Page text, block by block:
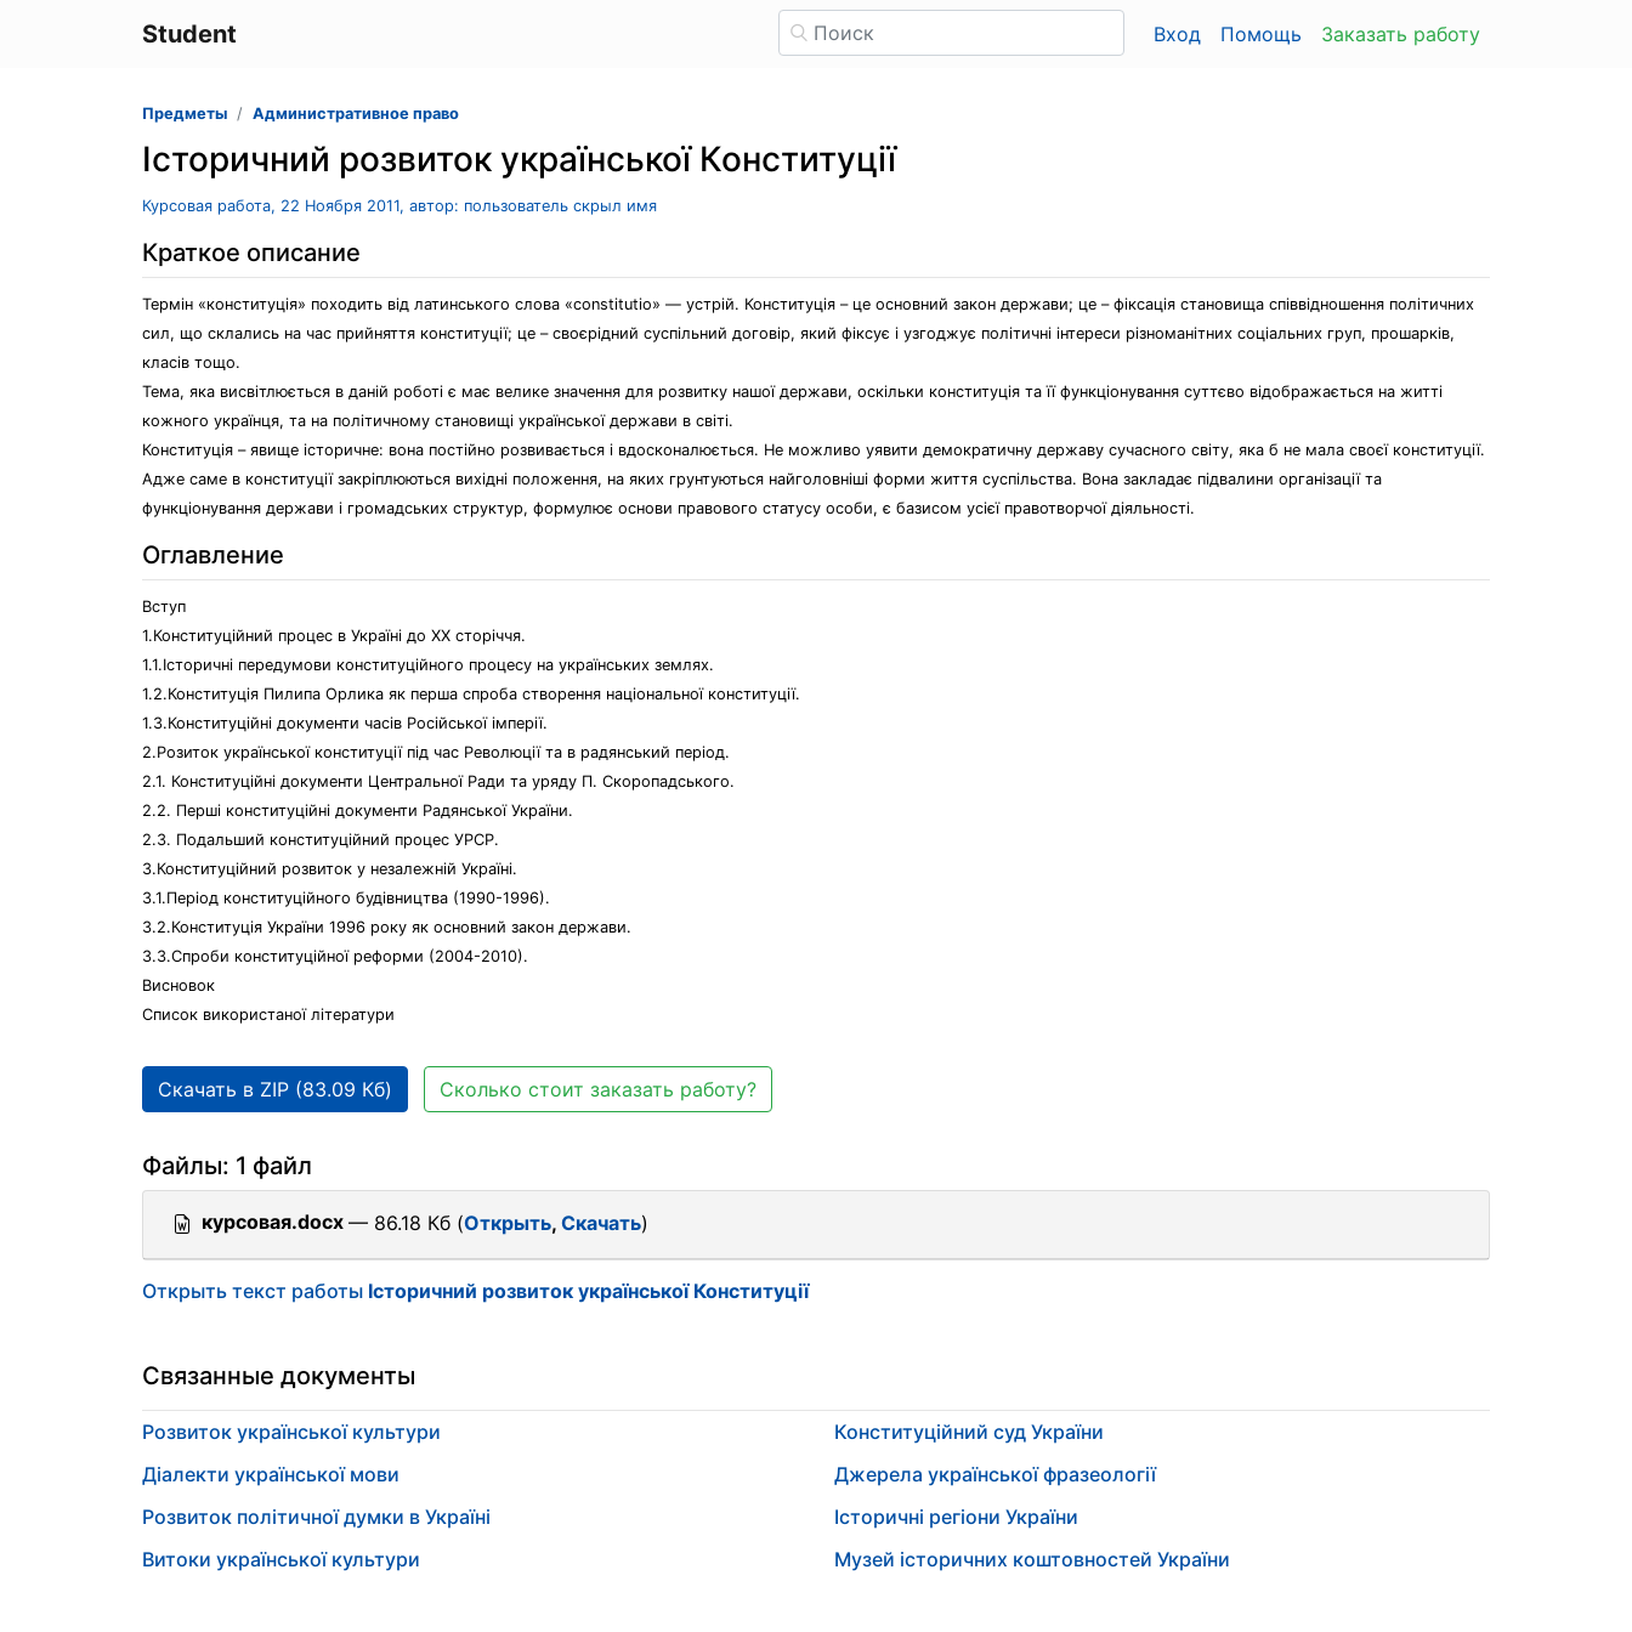
Student Вход Помощь Заказать работу
Предметы Административное право
Історичний розвиток української Конституції
Курсовая работа, 22 Ноября 2011, автор: пользователь скрыл имя
Краткое описание
Термін «конституція» походить від латинського слова «constitutio» — устрій. Конституція – це основний закон держави; це – фіксація становища співвідношення політичних
сил, що склались на час прийняття конституції; це – своєрідний суспільний договір, який фіксує і узгоджує політичні інтереси різноманітних соціальних груп, прошарків,
класів тощо.
Тема, яка висвітлюється в даній роботі є має велике значення для розвитку нашої держави, оскільки конституція та її функціонування суттєво відображається на житті
кожного українця, та на політичному становищі української держави в світі.
Конституція – явище історичне: вона постійно розвивається і вдосконалюється. Не можливо уявити демократичну державу сучасного світу, яка б не мала своєї конституції.
Адже саме в конституції закріплюються вихідні положення, на яких грунтуються найголовніші форми життя суспільства. Вона закладає підвалини організації та
функціонування держави і громадських структур, формулює основи правового статусу особи, є базисом усієї правотворчої діяльності.
Оглавление
Вступ
1.Конституційний процес в Україні до ХХ сторіччя.
1.1.Історичні передумови конституційного процесу на українських землях.
1.2.Конституція Пилипа Орлика як перша спроба створення національної конституції.
1.3.Конституційні документи часів Російської імперії.
2.Розиток української конституції під час Революції та в радянський період.
2.1. Конституційні документи Центральної Ради та уряду П. Скоропадського.
2.2. Перші конституційні документи Радянської України.
2.3. Подальший конституційний процес УРСР.
3.Конституційний розвиток у незалежній Україні.
3.1.Період конституційного будівництва (1990-1996).
3.2.Конституція України 1996 року як основний закон держави.
3.3.Спроби конституційної реформи (2004-2010).
Висновок
Список використаної літератури
Скачать в ZIP (83.09 Кб) Сколько стоит заказать работу?
Файлы: 1 файл
курсовая.docx — 86.18 Кб (Открыть, Скачать)
Открыть текст работы Історичний розвиток української Конституції
Связанные документы
Розвиток української культури
Діалекти української мови
Розвиток політичної думки в Україні
Витоки української культури
Конституційний суд України
Джерела української фразеології
Історичні регіони України
Музей історичних коштовностей України